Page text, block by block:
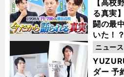
【高校
る真実
闘の最
いた！？
ダー 予
ニュース